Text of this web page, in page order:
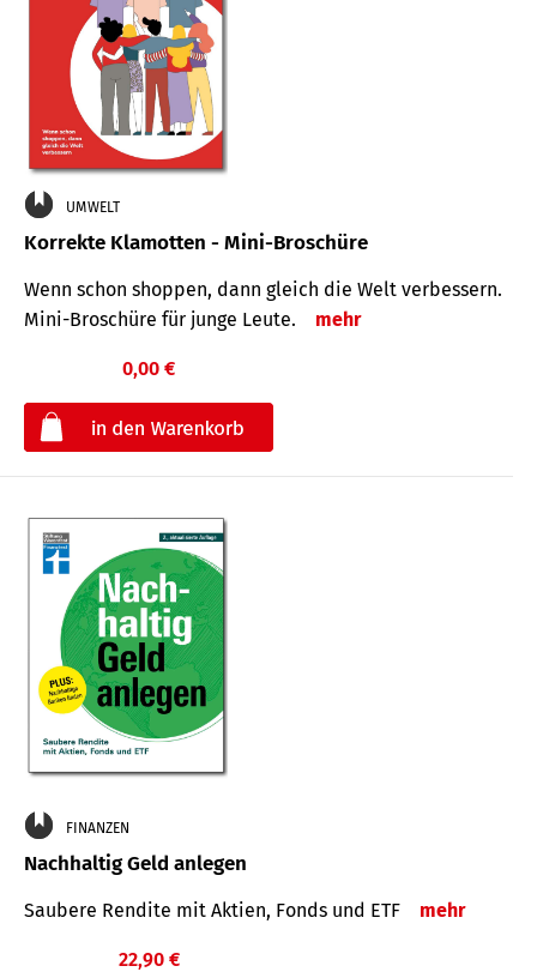
UMWELT
Korrekte Klamotten - Mini-Broschüre
Wenn schon shoppen, dann gleich die Welt verbessern.
Mini-Broschüre für junge Leute.
mehr
0,00 €
FINANZEN
Nachhaltig Geld anlegen
Saubere Rendite mit Aktien, Fonds und ETF mehr
22,90 €